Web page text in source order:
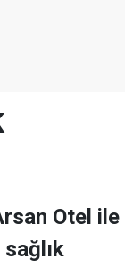
Otel